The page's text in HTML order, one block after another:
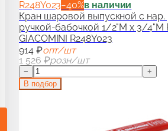
R248Y023−40%в наличии
Кран шаровой выпускной с нар.
ручкой-бабочкой 1/2"M x 3/4"M
GIACOMINI R248Y023
914 ₽опт/шт
1 526 ₽розн/шт
−
+
В подбор
и комплектующие для радиаторов